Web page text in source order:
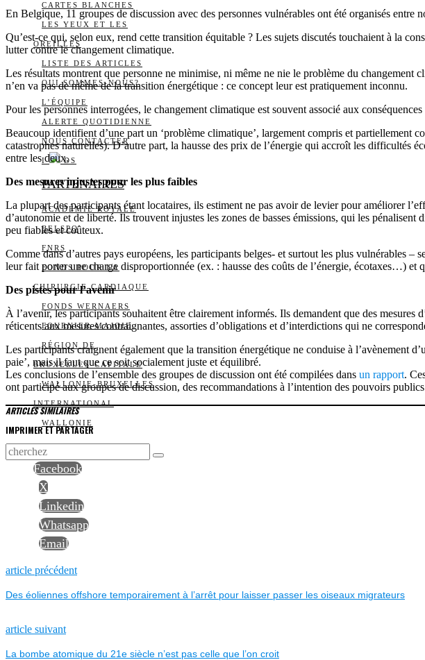
CARTES BLANCHES
LES YEUX ET LES
OREILLES
LISTE DES ARTICLES
QUI SOMMES-NOUS?
L’ÉQUIPE
ALERTE QUOTIDIENNE
NOUS CONTACTER
I DS
PARTENAIRES
ACADÉMIE ROYALE
BELSPO
FNRS
FONDS POUR LA
CHIRURGIE CARDIAQUE
FONDS WERNAERS
FOURNIER-MAJOIE
RÉGION DE
BRUXELLES-CAPITALE
WALLONIE-BRUXELLES
INTERNATIONAL
WALLONIE
En Belgique, 11 groupes de discussion avec des personnes vulnérables ont été organisés
Qu’est-ce qui, selon eux, rend cette transition équitable ? Les sujets discutés touchaient à la
lutter contre le changement climatique.
Les résultats montrent que personne ne minimise, ni même ne nie le problème du
n’en va pas de même de la transition énergétique : ce concept leur est pratiquement inconnu.
Pour les personnes interrogées, le changement climatique est souvent associé aux
Beaucoup identifient d’une part un ‘problème climatique’, largement compris et partiellement
catastrophes naturelles). D’autre part, la hausse des prix de l’énergie qui accroît les difficultés
entre les deux.
Des mesures injustes pour les plus faibles
La plupart des participants étant locataires, ils estiment ne pas avoir de levier pour améliorer
d’autonomie et de liberté. Ils trouvent injustes les zones de basses émissions, qui les
peu fiables et coûteux.
Comme dans d’autres pays européens, les participants belges- et surtout les plus vulnérables
leur fait porter une charge disproportionnée (ex. : hausse des coûts de l’énergie, écotaxes…)
Des pistes pour l’avenir
À l’avenir, les participants souhaitent être clairement informés. Ils demandent que des
réticents aux mesures contraignantes, assorties d’obligations et d’interdictions qui ne
Les participants craignent également que la transition énergétique ne conduise à l’avènement
paie’, mais il faut que ce soit socialement juste et équilibré.
Les conclusions de l’ensemble des groupes de discussion ont été compilées dans un rapport.
ont participé aux groupes de discussion, des recommandations à l’intention des pouvoirs
ARTICLES SIMILAIRES
IMPRIMER ET PARTAGER
Facebook
X
Linkedin
Whatsapp
Email
NAVIGATION
DE
L’ARTICLE
article précédentPrevious
Des éoliennes offshore temporairement à l’arrêt pour laisser passer les oiseaux migrateurs
article suivantNext
La bombe atomique du 21e siècle n’est pas celle que l’on croit